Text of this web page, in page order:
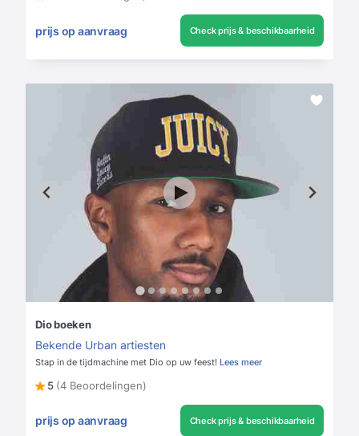
prijs op aanvraag Check prijs & beschikbaarheid
Dio boeken
Bekende Urban artiesten
Stap in de tijdmachine met Dio op uw feest! Lees meer
5 (4 Beoordelingen)
prijs op aanvraag Check prijs & beschikbaarheid